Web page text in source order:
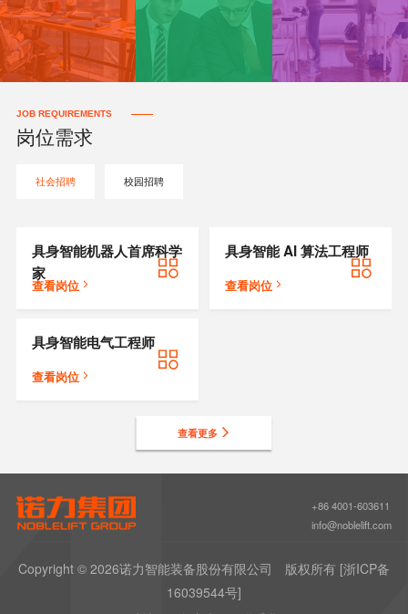
JOB REQUIREMENTS
岗位需求
社会招聘 校园招聘
具身智能机器人首席科学
家
查看岗位
具身智能 AI 算法工程师
查看岗位
具身智能电气工程师
查看岗位
查看更多
+86 4001-603611
info@noblelift.com
Copyright © 2026诺力智能装备股份有限公司 版权所有 [浙ICP备
16039544号]